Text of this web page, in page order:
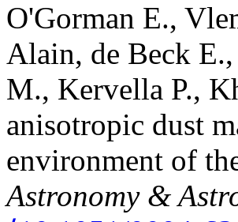
O'Gorman E.,
Alain, de Beck E.,
M., Kervella P.,
anisotropic dust
environment of
Astronomy &